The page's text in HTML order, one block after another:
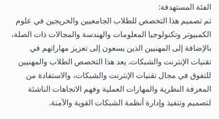
الفئة المستهدفة:
تم تصميم هذا التخصص للطلاب الجامعيين والخريجين في علوم
الكمبيوتر وتكنولوجيا المعلومات والهندسة والمجالات ذات الصلة،
بالإضافة إلى المهنيين الذين يسعون إلى تعزيز مهاراتهم في
تقنيات الإنترنت والشبكات. يعد هذا التخصص الطلاب والمهنيين
للتفوق في مجال تقنيات الإنترنت والشبكات، والاستفادة من
المعرفة النظرية والمهارات العملية وفهم الاتجاهات الناشئة
لتصميم وتنفيذ وإدارة أنظمة الشبكات القوية والآمنة.